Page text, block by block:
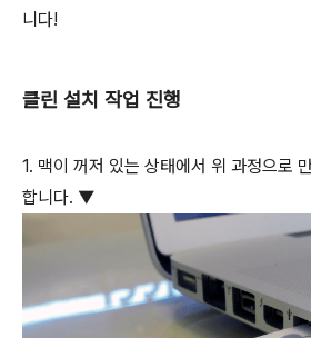
니다!
클린 설치 작업 진행
1. 맥이 꺼저 있는 상태에서 위 과정으로
합니다. ▼